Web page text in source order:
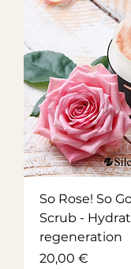
So Rose! So
Scrub -
regeneration
Цена
20,00 €